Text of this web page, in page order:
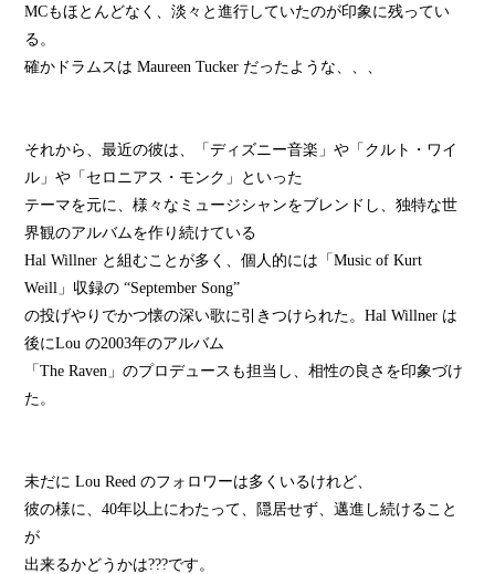
MCもほとんどなく、淡々と進行していたのが印象に残ってい
る。
確かドラムスは Maureen Tucker だったような、、、
それから、最近の彼は、「ディズニー音楽」や「クルト・ワイ
ル」や「セロニアス・モンク」といった
テーマを元に、様々なミュージシャンをブレンドし、独特な世
界観のアルバムを作り続けている
Hal Willner と組むことが多く、個人的には「Music of Kurt
Weill」収録の “September Song”
の投げやりでかつ懐の深い歌に引きつけられた。Hal Willner は
後にLou の2003年のアルバム
「The Raven」のプロデュースも担当し、相性の良さを印象づけ
た。
未だに Lou Reed のフォロワーは多くいるけれど、
彼の様に、40年以上にわたって、隠居せず、邁進し続けること
が
出来るかどうかは???です。